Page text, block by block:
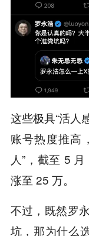
这些极具“活人
账号热度推高
人”，截至 5
涨至 25 万。
不过，既然罗
坑，那为什么